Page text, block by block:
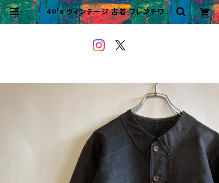
40's ヴィンテージ 古着 フレンチワー
ク ブラックモールスキンジャケット